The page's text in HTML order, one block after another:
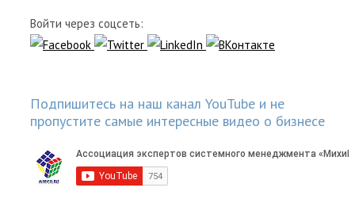
Войти через соцсеть:
Подпишитесь на наш канал YouTube и не
пропустите самые интересные видео о бизнесе